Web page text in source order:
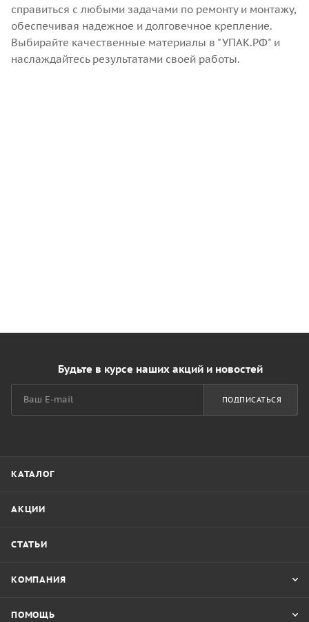
справиться с любыми задачами по ремонту и монтажу,
обеспечивая надежное и долговечное крепление.
Выбирайте качественные материалы в "УПАК.РФ" и
наслаждайтесь результатами своей работы.
Будьте в курсе наших акций и новостей
ПОДПИСАТЬСЯ
КАТАЛОГ
АКЦИИ
СТАТЬИ
КОМПАНИЯ
ПОМОЩЬ